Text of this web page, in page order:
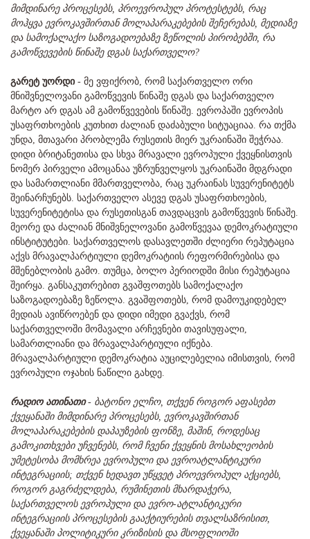
მიმდინარე პროცესებს, პროევროპულ პროტესტებს, რაც
მოჰყვა ევროკავშირთან მოლაპარაკებების შეჩერებას, მედიაზე
და სამოქალაქო საზოგადოებაზე ზეწოლის პირობებში, რა
გამოწვევების წინაშე დგას საქართველო?
გარეტ უორდი - მე ვფიქრობ, რომ საქართველო ორი
მნიშვნელოვანი გამოწვევის წინაშე დგას და საქართველო
მარტო არ დგას ამ გამოწვევების წინაშე. ევროპაში ევროპის
უსაფრთხოების კუთხით ძალიან დაძაბული სიტუაციაა. რა თქმა
უნდა, მთავარი პრობლემა რუსეთის მიერ უკრაინაში შეჭრაა.
დიდი ბრიტანეთისა და სხვა მრავალი ევროპული ქვეყნისთვის
ნომერ პირველი ამოცანაა უზრუნველყოს უკრაინაში მდგრადი
და სამართლიანი მმართველობა, რაც უკრაინას სუვერენიტეტს
შეინარჩუნებს. საქართველო ასევე დგას უსაფრთხოების,
სუვერენიტეტისა და რუსეთისგან თავდაცვის გამოწვევის წინაშე.
მეორე და ძალიან მნიშვნელოვანი გამოწვევაა დემოკრატიული
ინსტიტუტები. საქართველოს დასავლეთში ძლიერი რეპუტაცია
აქვს მრავალპარტიული დემოკრატიის რეფორმირებისა და
მშენებლობის გამო. თუმცა, ბოლო პერიოდში მისი რეპუტაცია
შეირყა. განსაკუთრებით გვაშფოთებს სამოქალაქო
საზოგადოებაზე ზეწოლა. გვაშფოთებს, რომ დამოუკიდებელ
მედიას ავიწროებენ და დიდი იმედი გვაქვს, რომ
საქართველოში მომავალი არჩევნები თავისუფალი,
სამართლიანი და მრავალპარტიული იქნება.
მრავალპარტიული დემოკრატია აუცილებელია იმისთვის, რომ
ევროპული ოჯახის ნაწილი გახდე.
რადიო ათინათი- ბატონო ელჩო, თქვენ როგორ აფასებთ
ქვეყანაში მიმდინარე პროცესებს, ევროკავშირთან
მოლაპარაკებების დაპაუზების ფონზე, მაშინ, როდესაც
გამოკითხვები უჩვენებს, რომ ჩვენი ქვეყნის მოსახლეობის
უმეტესობა მომხრეა ევროპული და ევროატლანტიკური
ინტეგრაციის; თქვენ ხედავთ უწყვეტ პროევროპულ აქციებს,
როგორ გაგრძელდება, რუმინეთის მხარდაჭერა,
საქართველოს ევროპული და ევრო-ატლანტიკური
ინტეგრაციის პროცესების გააქტიურების თვალსაზრისით,
ქვეყანაში პოლიტიკური კრიზისის და მსოფლიოში